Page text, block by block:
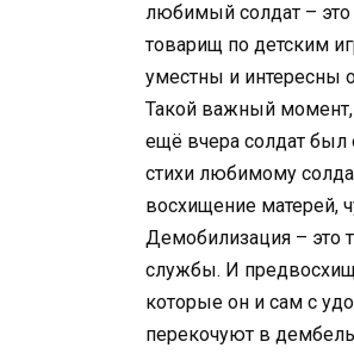
любимый солдат –
товарищ по детским
уместны и интересны
Такой важный момент,
ещё вчера солдат
стихи любимому
восхищение матерей,
Демобилизация – это
службы. И
которые он и сам с
перекочуют в